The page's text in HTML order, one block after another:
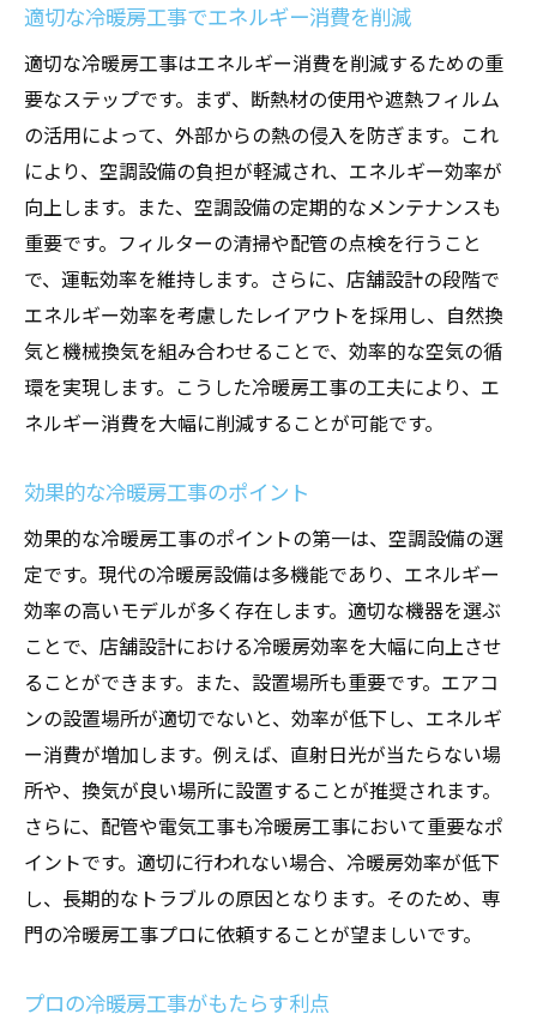
フィルター清掃のベストタイミング
プロおすすめのフィルター清掃ツール
フィルター清掃でエアコン効率を高める
定期的なフィルター清掃の重要性
フィルターの状態をチェックする方法
エアコンメンテナンスで省エネを実現する方法
省エネのためのエアコン設定温度
エアコンメンテナンスで電気代を削減
省エネに役立つメンテナンスチェックリス
ト
エアコンの寿命を延ばす省エネメンテナン
ス
エアコンの使用頻度と省エネのバランス
空調設備の寿命を延ばすための配管点検の必要
性
配管点検が空調設備の寿命に与える影響
配管の劣化を防ぐ点検方法
適切な配管点検でトラブルを未然に防ぐ
配管点検のタイミングと頻度
配管点検でエアコン効率を維持する方法
プロによる配管点検の重要性
冷暖房工事のプロがおすすめするエネルギー効
最新のエネルギー効率の高い空調設備紹介
適切な冷暖房工事でエネルギー消費を削減
適切な冷暖房工事はエネルギー消費を削減するための重
要なステップです。まず、断熱材の使用や遮熱フィルム
の活用によって、外部からの熱の侵入を防ぎます。これ
により、空調設備の負担が軽減され、エネルギー効率が
向上します。また、空調設備の定期的なメンテナンスも
重要です。フィルターの清掃や配管の点検を行うこと
で、運転効率を維持します。さらに、店舗設計の段階で
エネルギー効率を考慮したレイアウトを採用し、自然換
気と機械換気を組み合わせることで、効率的な空気の循
環を実現します。こうした冷暖房工事の工夫により、エ
ネルギー消費を大幅に削減することが可能です。
効果的な冷暖房工事のポイント
効果的な冷暖房工事のポイントの第一は、空調設備の選
定です。現代の冷暖房設備は多機能であり、エネルギー
効率の高いモデルが多く存在します。適切な機器を選ぶ
ことで、店舗設計における冷暖房効率を大幅に向上させ
ることができます。また、設置場所も重要です。エアコ
ンの設置場所が適切でないと、効率が低下し、エネルギ
ー消費が増加します。例えば、直射日光が当たらない場
所や、換気が良い場所に設置することが推奨されます。
さらに、配管や電気工事も冷暖房工事において重要なポ
イントです。適切に行われない場合、冷暖房効率が低下
し、長期的なトラブルの原因となります。そのため、専
門の冷暖房工事プロに依頼することが望ましいです。
プロの冷暖房工事がもたらす利点